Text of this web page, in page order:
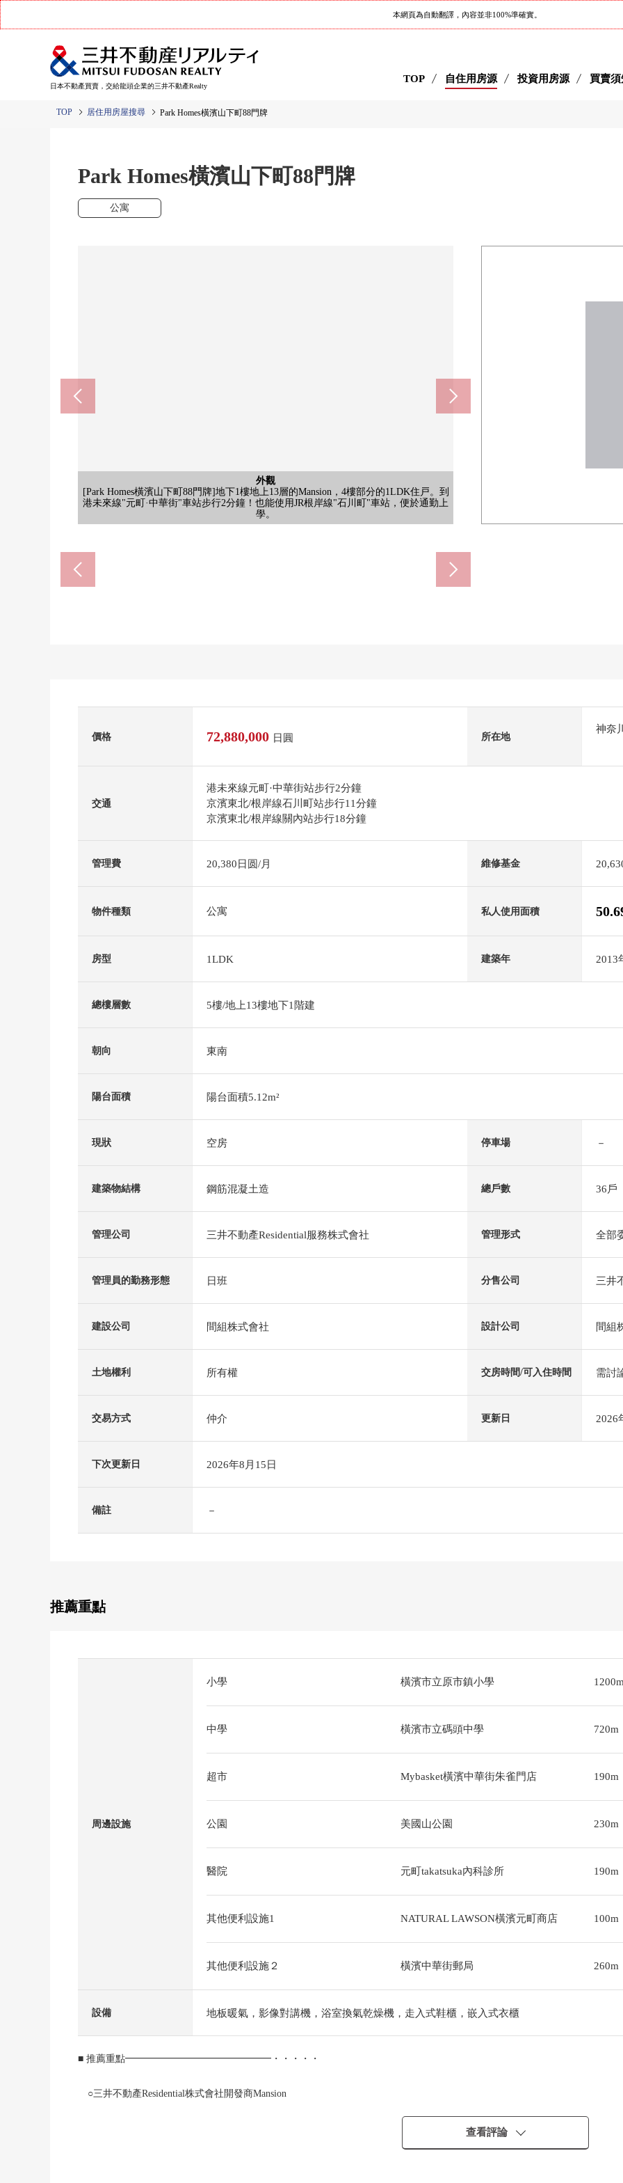
本網頁為自動翻譯，內容並非100%準確實。
日本不動產買賣，交給龍頭企業的三井不動產Realty
TOP 自住用房源 投資用房源 買賣須
TOP 居住用房屋搜尋 Park Homes橫濱山下町88門牌
Park Homes橫濱山下町88門牌
公寓
外觀
[Park Homes橫濱山下町88門牌]地下1樓地上13層的Mansion，4樓部分的1LDK住戸。到
港未來線"元町·中華街"車站步行2分鐘！也能使用JR根岸線"石川町"車站，便於通勤上
學。
客廳
[客廳]
廚房
[廚房]
廚房
[廚房]
公共汽車
[公共汽車]
洗臉
[洗臉]
洗臉
[化妝室]
廁所
[廁所]
陽台
[陽台]
風景
[風景]
西式房間
[約6.0張塌塌米西式房間(的)]
西式房間
[約6.0張塌塌米西式房間(的)]
客廳
[客餐廳]
收納
[走過壁櫥]
收納
[走入式鞋櫃]
收納
[客餐廳收納]
外觀
[當地外觀照片]也使周邊環境相協調，介紹吧。請一定在當地確認實際的居住環境。
入口
[入口內省]居民以外的人難以侵略的防盜門系統被采用，被考慮防止犯罪面。
入口
[入口內省]因為郵筒被在入口設置所以不除了居民以外靠近ga室，對防止犯罪對策有
效。
入口
[入口]Mansion的入口附近在打傘，因為有屋頂所以回家了的時候，不驚慌失措而能把傘
閉起來
共有部分
[腳踏車停放處]因為是室內型所以難以受到風雨影響，也被考慮防止犯罪面。有周期
框。
共有部分
[停車場]是被為敷地內設定的機械式停車場。請詳細詢問有空位狀況、利用費。
其他
[入口/館名牌]36戶總戶數。是三井不動產Residential株式會社開發商Mansion。
Mybasket橫濱中華街朱雀門店(約190m)
步行3分鐘。營業時間是從8:00到24:00。永旺集團的自主品牌"toppubaryu"商品的處理是
某一個超市。
NATURAL LAWSON橫濱元町商店(約100m)
步行2分鐘。步行範圍以內有便利店的話便利。在在衹迅速想買飲料的時候能隨便順路去
等的距離有。
橫濱市立原市鎮小學(約1200m)
步行15分鐘。因為每天結實地走路，上學所以跟孩子的基礎增強體力連通，健壯，并且
好像長大。
橫濱市立碼頭中學(約720m)
步行9分鐘。通過學的，珍惜自己，珍惜人，是以珍惜地球的學生的培養為目標的中學。
在HP上刊登了學校dayoriga。
價格 72,880,000 日圓 所在地
神奈
交通
港未來線元町·中華街站步行2分鐘
京濱東北/根岸線石川町站步行11分鐘
京濱東北/根岸線關內站步行18分鐘
管理費 20,380日圆/月 維修基金
物件種類 公寓 私人使用面積
房型 1LDK 建築年 2013
總樓層數 5樓/地上13樓地下1階建
朝向 東南
陽台面積 陽台面積5.12m²
現狀 空房 停車場 －
建築物結構 鋼筋混凝土造 總戶數 36戶
管理公司 三井不動產Residential服務株式會社 管理形式 全部
管理員的勤務形態 日班 分售公司 三井
建設公司 間組株式會社 設計公司 間組
土地權利 所有權 交房時間/可入住時間 需討
交易方式 仲介 更新日 2026
下次更新日 2026年8月15日
備註 －
推薦重點
周邊設施
小學 橫濱市立原市鎮小學
中學 橫濱市立碼頭中學 720m
超市 Mybasket橫濱中華街朱雀門店 190m
公園 美國山公園 230m
醫院 元町takatsuka內科診所 190m
其他便利設施1 NATURAL LAWSON橫濱元町商店 100m
其他便利設施２ 橫濱中華街郵局 260m
設備 地板暖氣，影像對講機，浴室換氣乾燥機，走入式鞋櫃，嵌入式衣櫃
■ 推薦重點━━━━━━━━━━━━━━━・・・・・
○三井不動產Residential株式會社開發商Mansion
查看評論